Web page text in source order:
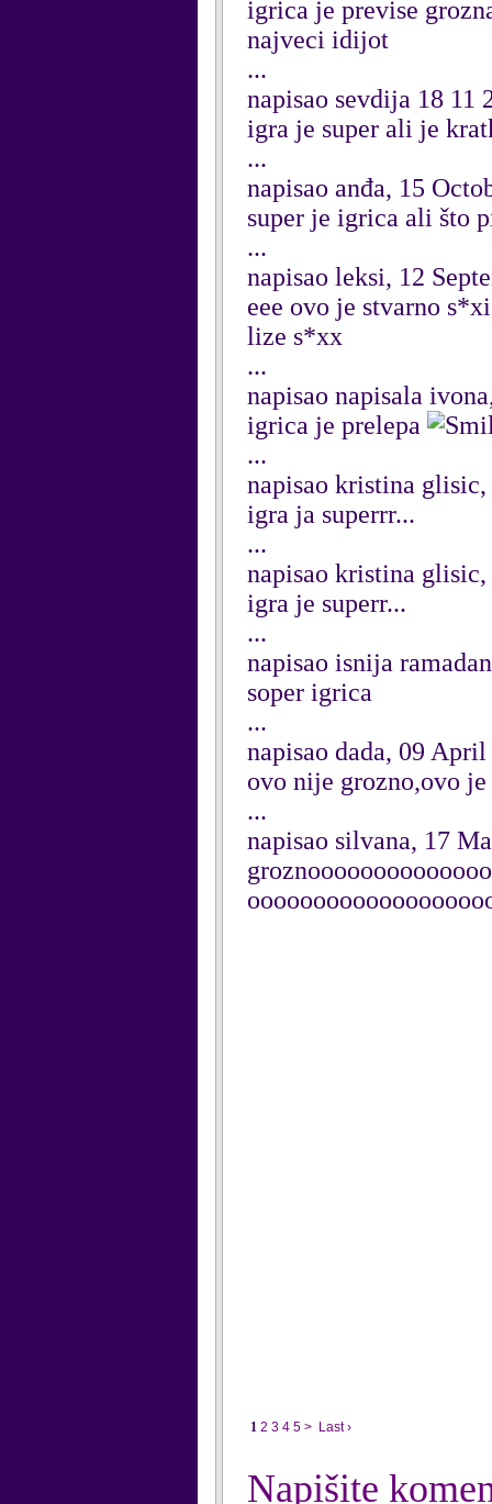
igrica je previse
najveci idijot
...
napisao sevdija 18 11
igra je super ali je
...
napisao anđa, 15
super je igrica ali što
...
napisao leksi, 12
eee ovo je stvarno
lize s*xx
...
napisao napisala
igrica je prelepa
...
napisao kristina glisic,
igra ja superrr...
...
napisao kristina glisic,
igra je superr...
...
napisao isnija
soper igrica
...
napisao dada, 09 April
ovo nije grozno,ovo je
...
napisao silvana, 17
1 2 3 4 5 > Last ›
Napišite